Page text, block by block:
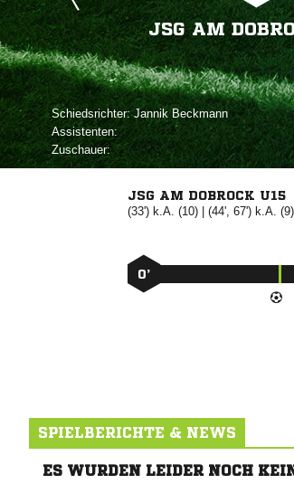
JSG AM
Schiedsrichter: 
Assistenten:
Zuschauer:
JSG AM DOBROCK U15
(33') k.A. (10) | (44', 67') k.A. (9)
0’
SPIELBERICHTE & NEWS
ES WURDEN LEIDER NOCH